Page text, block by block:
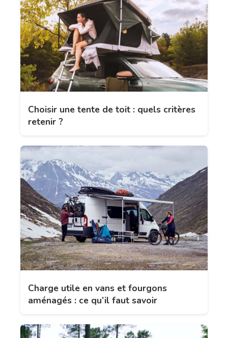
Choisir une tente de toit : quels critères
retenir ?
Charge utile en vans et fourgons
aménagés : ce qu’il faut savoir